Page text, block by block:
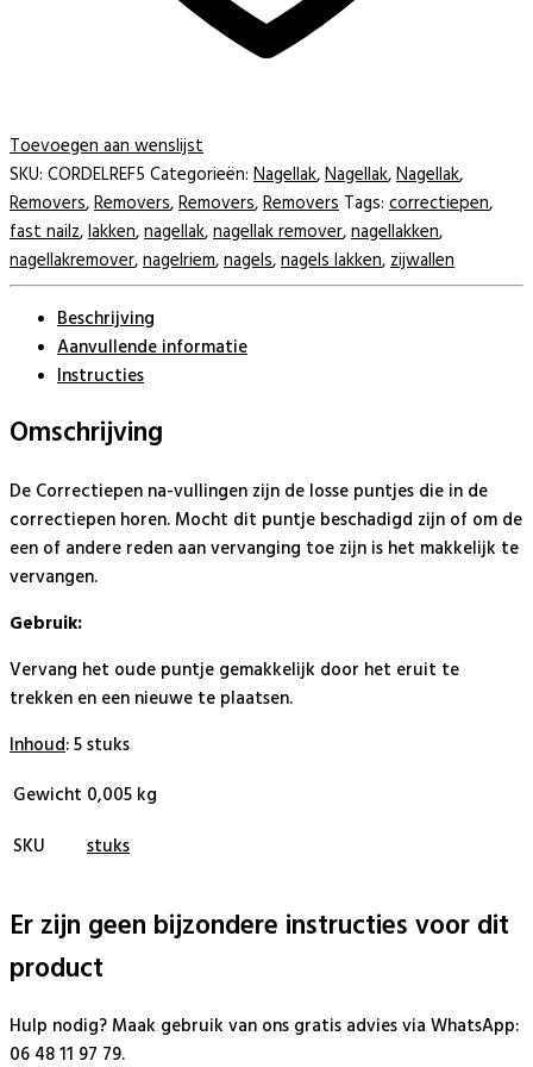
Toevoegen aan wenslijst
SKU: CORDELREF5 Categorieën: Nagellak,Nagellak,Nagellak,
Removers,Removers,Removers,Removers Tags: correctiepen,
fast nailz,lakken,nagellak,nagellak remover,nagellakken,
nagellakremover,nagelriem,nagels,nagels lakken,zijwallen
Beschrijving
Aanvullende informatie
Instructies
Omschrijving
De Correctiepen na-vullingen zijn de losse puntjes die in de
correctiepen horen. Mocht dit puntje beschadigd zijn of om de
een of andere reden aan vervanging toe zijn is het makkelijk te
vervangen.
Gebruik:
Vervang het oude puntje gemakkelijk door het eruit te
trekken en een nieuwe te plaatsen.
Inhoud: 5 stuks
Gewicht 0,005 kg
SKU
stuks
Er zijn geen bijzondere instructies voor dit
product
Hulp nodig? Maak gebruik van ons gratis advies via WhatsApp:
06 48 11 97 79.